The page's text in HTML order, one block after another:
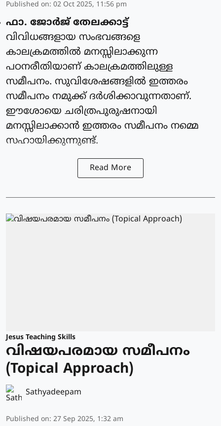
Published on: 02 Oct 2025, 11:56 pm
ഫാ. ജോർജ് തേലക്കാട്ട്
വിവിധങ്ങളായ സംഭവങ്ങളെ
കാലക്രമത്തിൽ മനസ്സിലാക്കുന്ന
പഠനരീതിയാണ് കാലക്രമത്തിലുള്ള
സമീപനം. സുവിശേഷങ്ങളിൽ ഇത്തരം
സമീപനം നമുക്ക് ദർശിക്കാവുന്നതാണ്.
ഈശോയെ ചരിത്രപുരുഷനായി
മനസ്സിലാക്കാൻ ഇത്തരം സമീപനം നമ്മെ
സഹായിക്കുന്നുണ്ട്.
Read More
Jesus Teaching Skills
വിഷയപരമായ സമീപനം
(Topical Approach)
Sathyadeepam
Published on: 27 Sep 2025, 1:32 am